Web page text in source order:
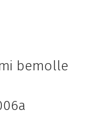
bemolle